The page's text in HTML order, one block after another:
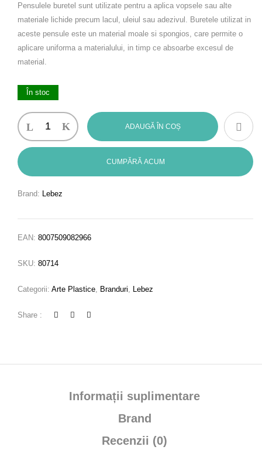
Pensulele buretel sunt utilizate pentru a aplica vopsele sau alte
materiale lichide precum lacul, uleiul sau adezivul. Buretele utilizat in
aceste pensule este un material moale si spongios, care permite o
aplicare uniforma a materialului, in timp ce absoarbe excesul de
material.
În stoc
Cantitate
Pensula,
set
buretei
(blister)
ADAUGĂ ÎN COȘ
CUMPĂRĂ ACUM
Brand: Lebez
EAN: 8007509082966
SKU: 80714
Categorii: Arte Plastice Branduri Lebez
Share :
Informații suplimentare
Brand
Recenzii (0)